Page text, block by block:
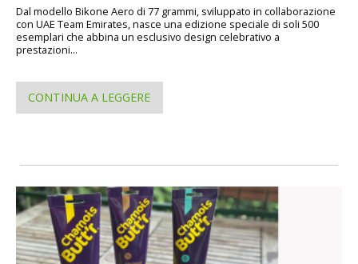
Dal modello Bikone Aero di 77 grammi, sviluppato in collaborazione
con UAE Team Emirates, nasce una edizione speciale di soli 500
esemplari che abbina un esclusivo design celebrativo a
prestazioni...
CONTINUA A LEGGERE